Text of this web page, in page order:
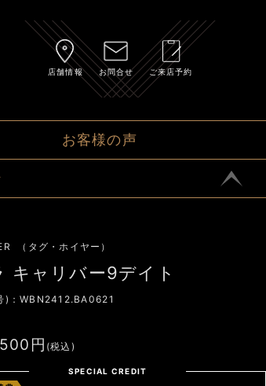
店舗情報 お問合せ ご来店予約
お客様の声
（タグ・ホイヤー）
キャリバー9デイト
)：WBN2412.BA0621
円 (税込)
SPECIAL CREDIT